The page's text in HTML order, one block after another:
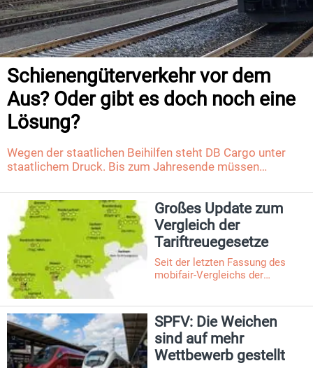
Schienengüterverkehr vor dem
Aus? Oder gibt es doch noch eine
Lösung?
Wegen der staatlichen Beihilfen steht DB Cargo unter
staatlichem Druck. Bis zum Jahresende müssen
die Zerschlagung. Fast hätte die „schwarze Null“ zur
Jahresmitte schon gestanden, ganz dicht ist die
Güterverkehrssparte der DB AG an dieser magischen
Zahl vorbeigerutscht. Alle hoffen nun, dass es zum
Jahresende funktioniert und das schlimmste Szenario
verhindert werden kann.
Großes Update zum
Vergleich der
Tariftreuegesetze
Seit der letzten Fassung des
mobifair-Vergleichs der
halben Jahres wurde ein Gesetz
überarbeitet (Hessen), eins neu
eingeführt
(Bundestariftreuegesetz), in vier
Ländern laufen derzeit Novellen
SPFV: Die Weichen
sind auf mehr
Wettbewerb gestellt